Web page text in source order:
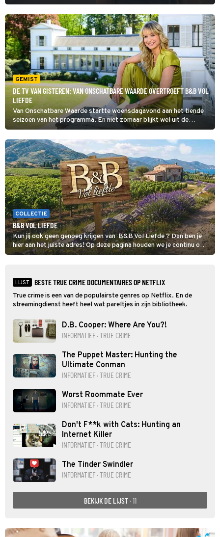
onderzoeken van diens dood een verband begint te vermoeden
met een oude zaak.
GEMIST
DE TV VAN GISTEREN: VAN ONSCHATBARE WAARDE OVERTROEFT B&B VOL
LIEFDE
Van Onschatbare Waarde startte woensdagavond aan het tiende
seizoen van het programma. En niet zomaar blijkt wel uit de
kijkcijfers. Met 939.000 kijkers is het na het Journaal van 20.00
uur het best bekeken programma van de dag.
COLLECTIE
B&B VOL LIEFDE
Kun jij ook geen genoeg krijgen van B&B Vol Liefde ? Dan ben je
hier aan het juiste adres! Op deze pagina houden we je continu op
de hoogte van al het nieuws over de datingshow.
LIJST BESTE TRUE CRIME DOCUMENTAIRES OP NETFLIX
True crime is een van de populairste genres op Netflix. En de
streamingdienst heeft heel wat pareltjes in zijn bibliotheek.
D.B. Cooper: Where Are You?!
INFORMATIEF · TRUE CRIME
The Puppet Master: Hunting the
Ultimate Conman
INFORMATIEF · TRUE CRIME
Worst Roommate Ever
INFORMATIEF · TRUE CRIME
Don't F**k with Cats: Hunting an
Internet Killer
INFORMATIEF · TRUE CRIME
The Tinder Swindler
INFORMATIEF · TRUE CRIME
BEKIJK DE LIJST · 11